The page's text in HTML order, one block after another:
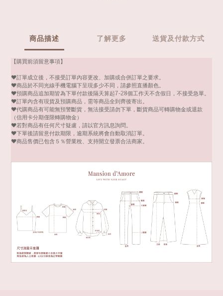
商品描述 了解更多 送貨及付款方式
【購買前須留意事項】
❤️訂單成立後，不接受訂單內容更改、加購或合併訂單之要求。
❤️商品於不同光線手機電腦下呈現多少不同，請參照直播顏色。
❤️預購商品追加期皆為下單付款後隔天算起7-28個工作天不含假日，不接受急單。
❤️訂單內含有現貨及預購商品，需等商品全到齊後寄出。
❤️代購商品有可能無預警斷貨，無法接受請勿下單，斷貨商品可轉購物金或退款
（信用卡分期僅限轉購物金）
❤️若對商品有任何尺寸疑慮，請以官方訊息詢問。
❤️下單後請留意付款期限，逾期系統將會自動取消訂單。
❤️商品售價已包含５％營業稅、支持開立發票合法商家。